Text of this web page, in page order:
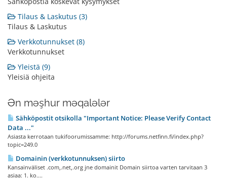
Tilaus & Laskutus (3)
Tilaus & Laskutus
Verkkotunnukset (8)
Verkkotunnukset
Yleistä (9)
Yleisiä ohjeita
Ən məşhur məqalələr
Sähköpostit otsikolla "Important Notice: Please Verify Contact
Data ..."
Asiasta kerrotaan tukifoorumissamme: http://forums.netfinn.fi/index.php?
topic=249.0
Domainin (verkkotunnuksen) siirto
Kansainväliset .com,.net,.org jne domainit Domain siirtoa varten tarvitaan 3
asiaa: 1. ko....